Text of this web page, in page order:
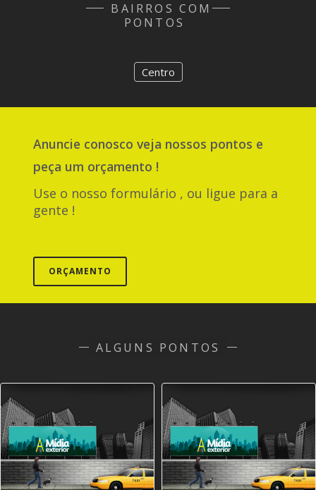
BAIRROS COM
PONTOS
Centro
Anuncie conosco veja nossos pontos e
peça um orçamento !
Use o nosso formulário , ou ligue para a
gente !
ORÇAMENTO
ALGUNS PONTOS